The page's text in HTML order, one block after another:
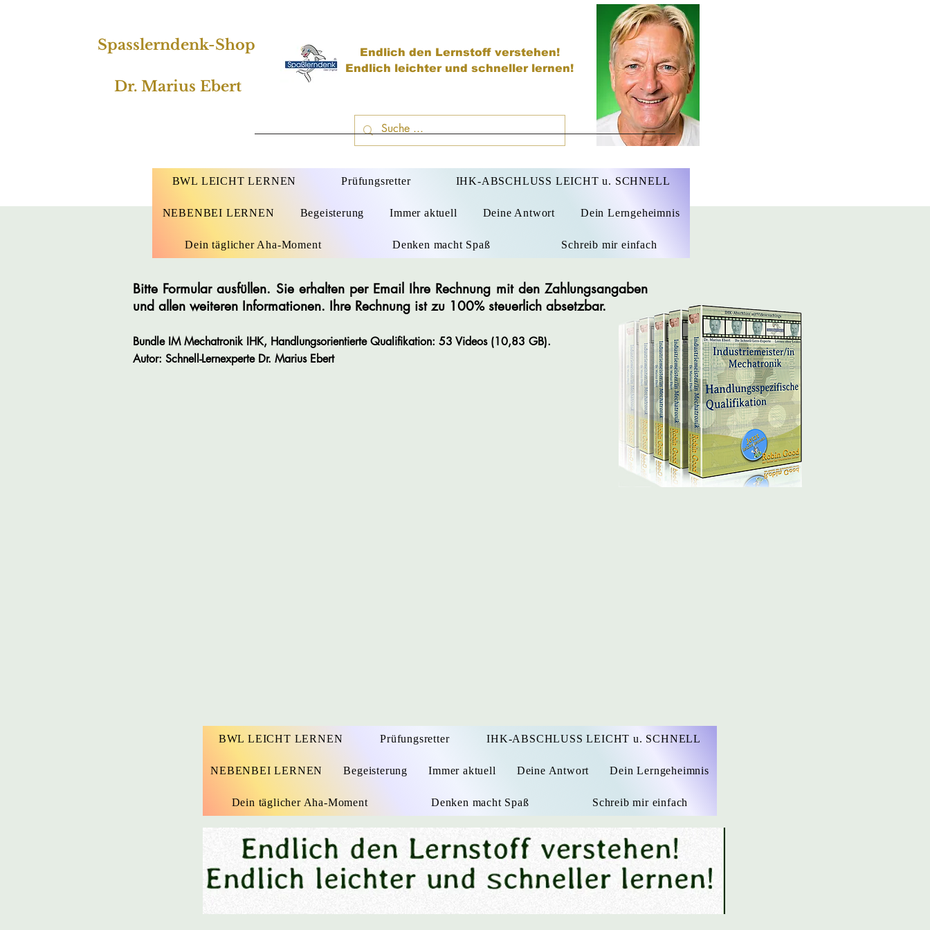
Spasslerndenk-Shop
Dr. Marius Ebert
Endlich den Lernstoff verstehen!
Endlich leichter und schneller lernen!
Dr. Marius Ebert
BWL LEICHT LERNEN Prüfungsretter IHK-ABSCHLUSS LEICHT u. SCHNELL
NEBENBEI LERNEN Begeisterung Immer aktuell Deine Antwort Dein Lerngeheimnis
Dein täglicher Aha-Moment Denken macht Spaß Schreib mir einfach
Bitte Formular ausfüllen. Sie erhalten per Email Ihre Rechnung mit den Zahlungsangaben
und allen weiteren Informationen. Ihre Rechnung ist zu 100% steuerlich absetzbar.
Bundle IM Mechatronik IHK, Handlungsorientierte Qualifikation: 53 Videos (10,83 GB).
Autor: Schnell-Lernexperte Dr. Marius Ebert
BWL LEICHT LERNEN Prüfungsretter IHK-ABSCHLUSS LEICHT u. SCHNELL
NEBENBEI LERNEN Begeisterung Immer aktuell Deine Antwort Dein Lerngeheimnis
Dein täglicher Aha-Moment Denken macht Spaß Schreib mir einfach